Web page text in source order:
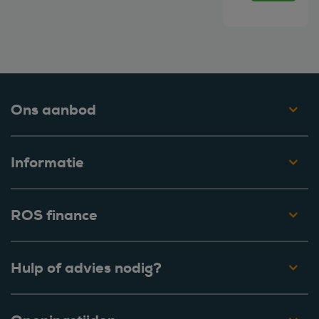
Ons aanbod
Informatie
ROS finance
Hulp of advies nodig?